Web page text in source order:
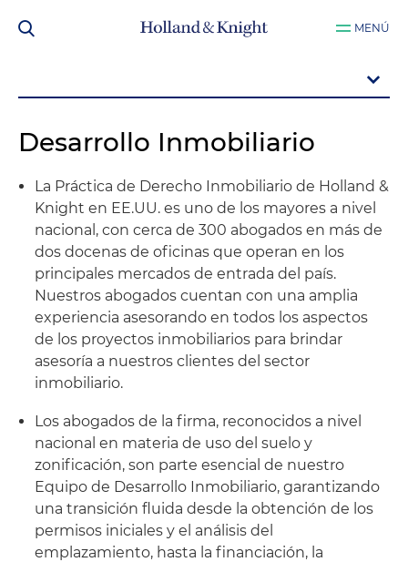
MENÚ
Desarrollo Inmobiliario
La Práctica de Derecho Inmobiliario de Holland &
Knight en EE.UU. es uno de los mayores a nivel
nacional, con cerca de 300 abogados en más de
dos docenas de oficinas que operan en los
principales mercados de entrada del país.
Nuestros abogados cuentan con una amplia
experiencia asesorando en todos los aspectos
de los proyectos inmobiliarios para brindar
asesoría a nuestros clientes del sector
inmobiliario.
Los abogados de la firma, reconocidos a nivel
nacional en materia de uso del suelo y
zonificación, son parte esencial de nuestro
Equipo de Desarrollo Inmobiliario, garantizando
una transición fluida desde la obtención de los
permisos iniciales y el análisis del
emplazamiento, hasta la financiación, la